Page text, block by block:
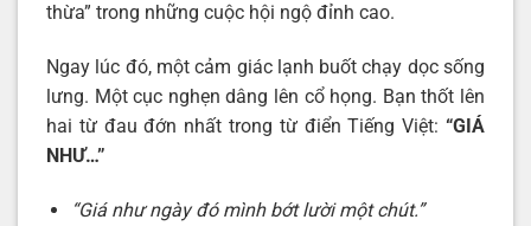
thừa” trong những cuộc hội ngộ đỉnh cao.
Ngay lúc đó, một cảm giác lạnh buốt chạy dọc sống
lưng. Một cục nghẹn dâng lên cổ họng. Bạn thốt lên
hai từ đau đớn nhất trong từ điển Tiếng Việt: “GIÁ
NHƯ…”
“Giá như ngày đó mình bớt lười một chút.”